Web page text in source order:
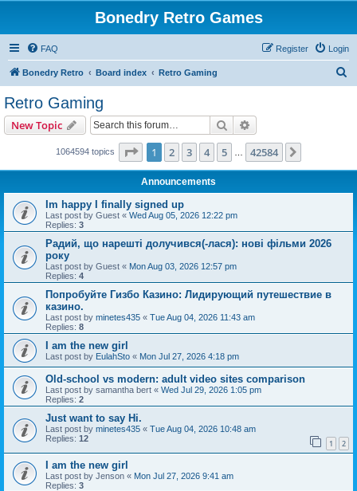
Bonedry Retro Games
FAQ Login
Register
Bonedry Retro Board index Retro Gaming
Retro Gaming
New Topic Search
1064594 topics Page 1of 42584
1 2 3 4 5 42584
Announcements
Im happy I finally signed up
Last post by Guest « Wed Aug 05, 2026 12:22 pm
Replies: 3
Радий, що нарешті долучився(-лася): нові фільми 2026
року
Last post by Guest « Mon Aug 03, 2026 12:57 pm
Replies: 4
Попробуйте Гизбо Казино: Лидирующий путешествие в
казино.
Last post by minetes435 « Tue Aug 04, 2026 11:43 am
Replies: 8
I am the new girl
Last post by EulahSto « Mon Jul 27, 2026 4:18 pm
Old-school vs modern: adult video sites comparison
Last post by samantha bert « Wed Jul 29, 2026 1:05 pm
Replies: 2
Just want to say Hi.
Last post by minetes435 « Tue Aug 04, 2026 10:48 am
Replies: 12 1 2
I am the new girl
Last post by Jenson « Mon Jul 27, 2026 9:41 am
Replies: 3